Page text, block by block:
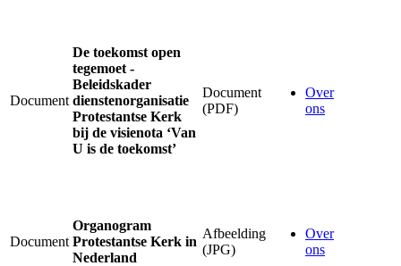
Document
De toekomst open
tegemoet -
Beleidskader
dienstenorganisatie
Protestantse Kerk
bij de visienota ‘Van
U is de toekomst’
Document
(PDF)
Over
ons
Document
Organogram
Protestantse Kerk in
Nederland
Afbeelding
(JPG)
Over
ons